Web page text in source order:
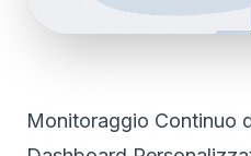
Monitoraggio Continuo